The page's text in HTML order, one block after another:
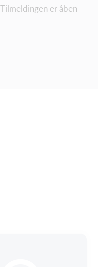
Tilmeldingen er åben